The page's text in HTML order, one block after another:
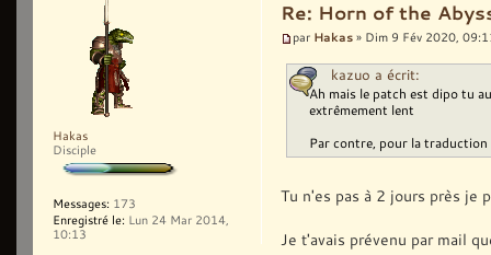
Re: Horn of the
par Hakas » Dim 9 Fév 2020,
kazuo a écrit:
Ah mais le patch est dipo tu
extrêmement lent
Par contre, pour la traduction
Tu n'es pas à 2 jours près je
Je t'avais prévenu par mail
Hakas
Disciple
Messages: 173
Enregistré le: Lun 24 Mar 2014,
10:13